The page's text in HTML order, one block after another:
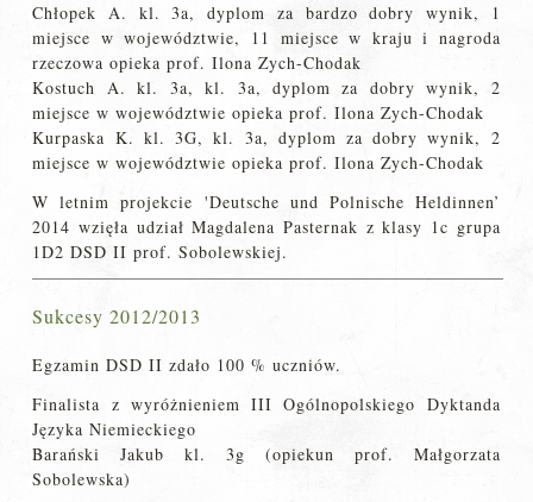
Chłopek A. kl. 3a, dyplom za bardzo dobry wynik, 1
miejsce w województwie, 11 miejsce w kraju i nagroda
rzeczowa opieka prof. Ilona Zych-Chodak
Kostuch A. kl. 3a, kl. 3a, dyplom za dobry wynik, 2
miejsce w województwie opieka prof. Ilona Zych-Chodak
Kurpaska K. kl. 3G, kl. 3a, dyplom za dobry wynik, 2
miejsce w województwie opieka prof. Ilona Zych-Chodak
W letnim projekcie 'Deutsche und Polnische Heldinnen’
2014 wzięła udział Magdalena Pasternak z klasy 1c grupa
1D2 DSD II prof. Sobolewskiej.
Sukcesy 2012/2013
Egzamin DSD II zdało 100 % uczniów.
Finalista z wyróżnieniem III Ogólnopolskiego Dyktanda
Języka Niemieckiego
Barański Jakub kl. 3g (opiekun prof. Małgorzata
Sobolewska)